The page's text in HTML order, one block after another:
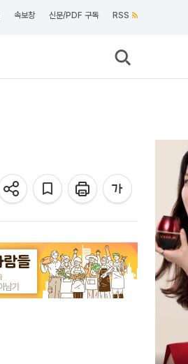
속보창 신문/PDF 구독 RSS